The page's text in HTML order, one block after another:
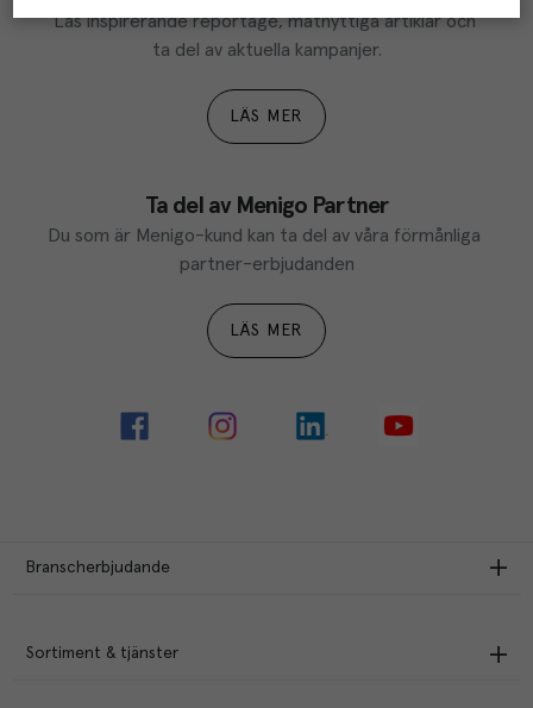
Läs inspirerande reportage, matnyttiga artiklar och
ta del av aktuella kampanjer.
LÄS MER
Ta del av Menigo Partner
Du som är Menigo-kund kan ta del av våra förmånliga
partner-erbjudanden
LÄS MER
Branscherbjudande
Sortiment & tjänster